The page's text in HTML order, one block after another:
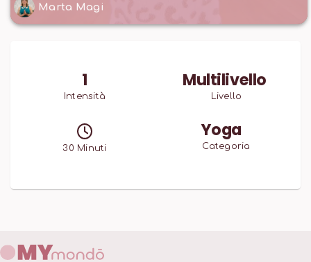
Marta Magi
1
Intensità
Multilivello
Livello
30 Minuti
Yoga
Categoria